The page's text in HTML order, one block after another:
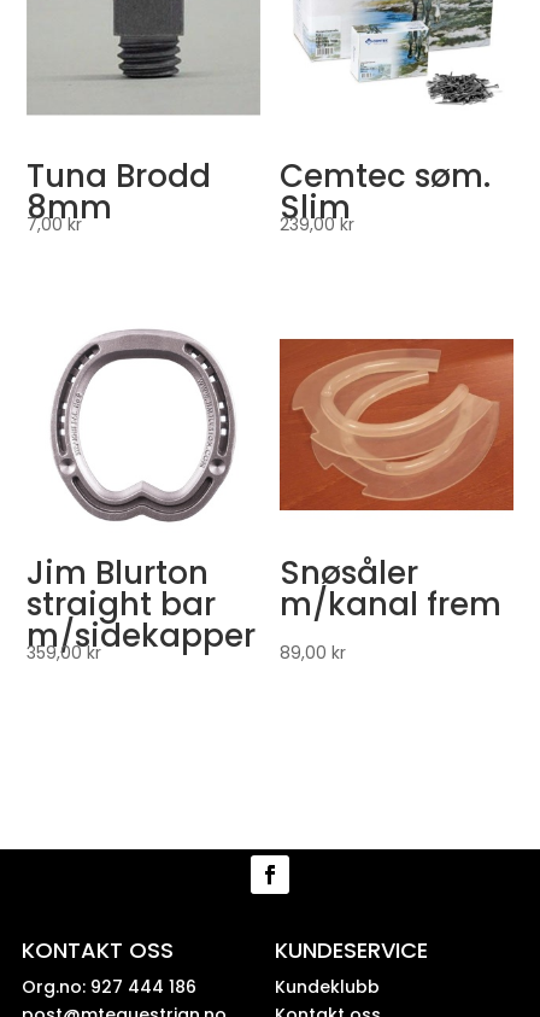
Tuna Brodd
8mm
7,00kr
Cemtec søm.
Slim
239,00kr
Jim Blurton
straight bar
m/sidekapper
359,00kr
Snøsåler
m/kanal frem
89,00kr
KONTAKT OSS
Org.no: 927 444 186
KUNDESERVICE
Kundeklubb